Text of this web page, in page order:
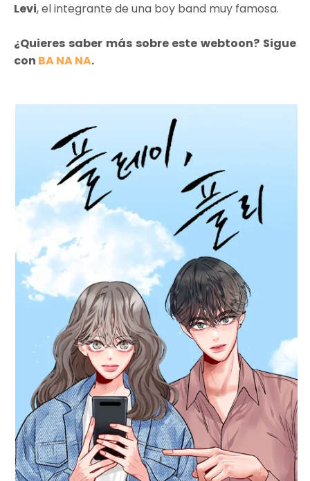
Levi, el integrante de una boy band muy famosa.
¿Quieres saber más sobre este webtoon? Sigue
con BA NA NA.